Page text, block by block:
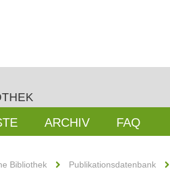
ARCHIV FAQ
Bibliothek Publikationsdatenbank